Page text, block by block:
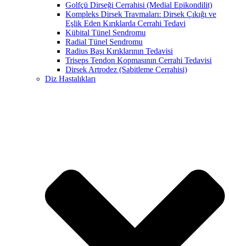
Golfçü Dirseği Cerrahisi (Medial Epikondilit)
Kompleks Dirsek Travmaları: Dirsek Çıkığı ve
Eşlik Eden Kırıklarda Cerrahi Tedavi
Kübital Tünel Sendromu
Radial Tünel Sendromu
Radius Başı Kırıklarının Tedavisi
Triseps Tendon Kopmasının Cerrahi Tedavisi
Dirsek Artrodez (Sabitleme Cerrahisi)
Diz Hastalıkları